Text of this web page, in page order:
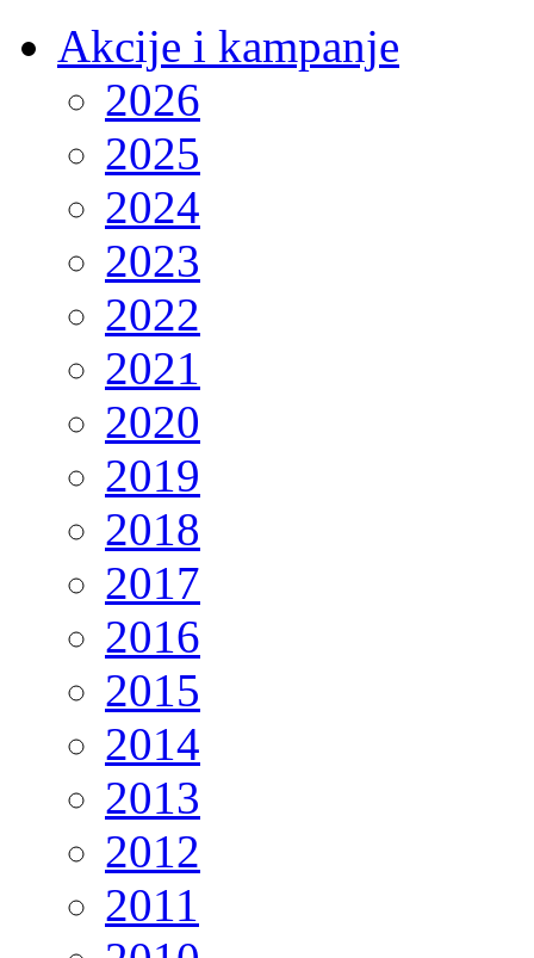
Akcije i kampanje
2026
2025
2024
2023
2022
2021
2020
2019
2018
2017
2016
2015
2014
2013
2012
2011